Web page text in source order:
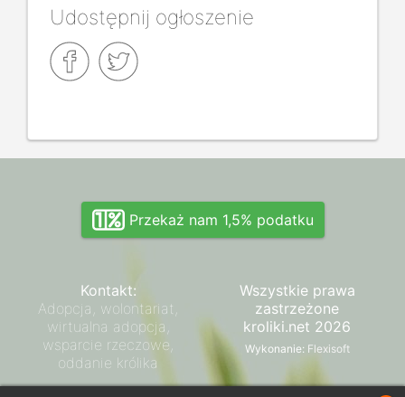
Udostępnij ogłoszenie
Przekaż nam 1,5% podatku
Kontakt:
Adopcja, wolontariat,
wirtualna adopcja,
wsparcie rzeczowe,
oddanie królika
Wszystkie prawa
zastrzeżone
kroliki.net 2026
Wykonanie: Flexisoft